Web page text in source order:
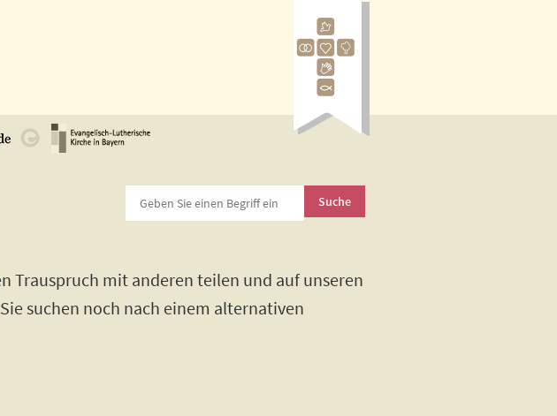
Trauspruch mit anderen teilen und auf unseren
suchen noch nach einem alternativen